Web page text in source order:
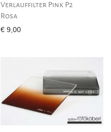
Verlauffilter Pink P2
Rosa
€ 9,00